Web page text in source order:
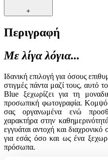
+
Περιγραφή
Με λίγα λόγια...
Ιδανική επιλογή για όσους
στιγμές πάντα μαζί τους, αυτό
Blue ξεχωρίζει για τη
προσωπική φωτογραφία. Κομψό
σας οργανωμένα ενώ
χαρακτήρα στην
εγγυάται αντοχή και
για εσάς όσο και ως ένα
πρόσωπα.